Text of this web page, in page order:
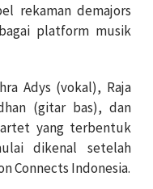
rekaman demajors
platform musik
Adys (vokal), Raja
(gitar bas), dan
yang terbentuk
dikenal setelah
Connects Indonesia.